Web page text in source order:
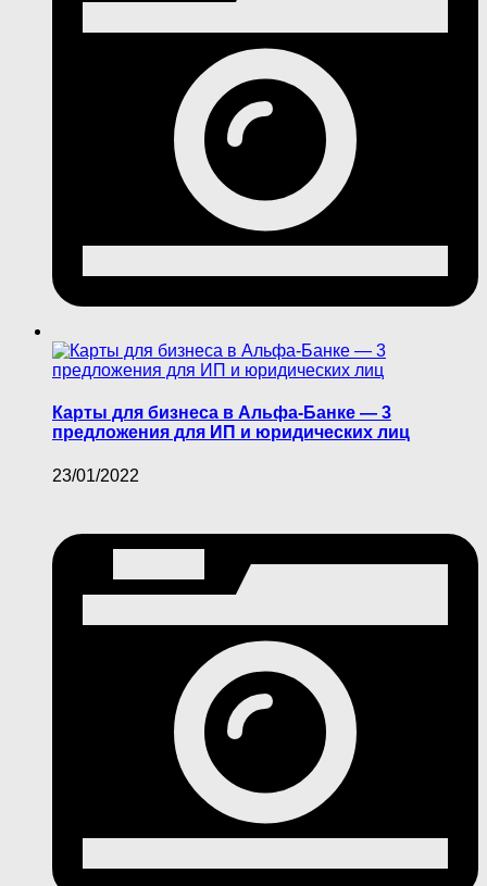
Карты для бизнеса в Альфа-Банке — 3
предложения для ИП и юридических лиц
23/01/2022